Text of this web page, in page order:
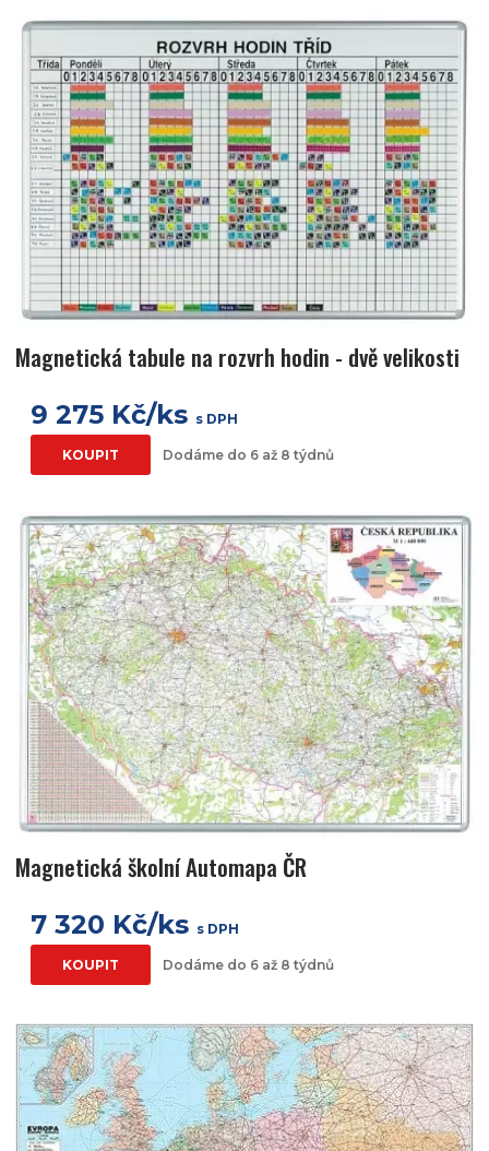
Magnetická tabule na rozvrh hodin - dvě velikosti
9 275 Kč/ks s DPH
KOUPIT Dodáme do 6 až 8 týdnů
Magnetická školní Automapa ČR
7 320 Kč/ks s DPH
KOUPIT Dodáme do 6 až 8 týdnů